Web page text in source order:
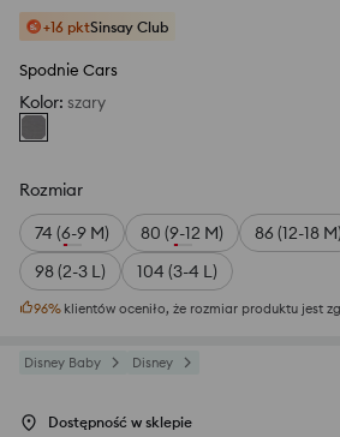
+16 pktSinsay Club
Spodnie Cars
Kolor: szary
Rozmiar
74 (6-9 M) 80 (9-12 M) 86 (12-18 M)
98 (2-3 L)
104 (3-4 L)
96% klientów oceniło, że rozmiar produktu jest
Disney Baby Disney
Dostępność w sklepie